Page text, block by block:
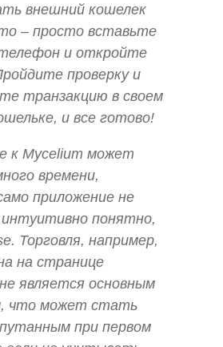
внешний кошелек
– просто вставьте
и откройте
проверку и
транзакцию в своем
и все готово!
к Mycelium может
времени,
приложение не
понятно,
Торговля, например,
на странице
является основным
что может стать
при первом